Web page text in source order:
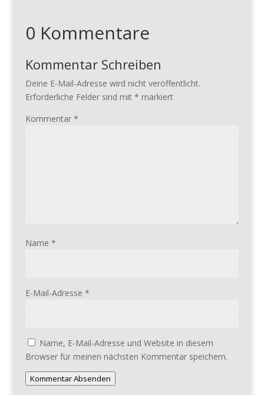
0 Kommentare
Kommentar Schreiben
Deine E-Mail-Adresse wird nicht veröffentlicht.
Erforderliche Felder sind mit * markiert
Kommentar *
Name *
E-Mail-Adresse *
Name, E-Mail-Adresse und Website in diesem
Browser für meinen nächsten Kommentar speichern.
Kommentar Absenden